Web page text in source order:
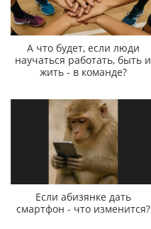
А что будет, если люди
научаться работать, быть и
жить - в команде?
Если абизянке дать
смартфон - что изменится?